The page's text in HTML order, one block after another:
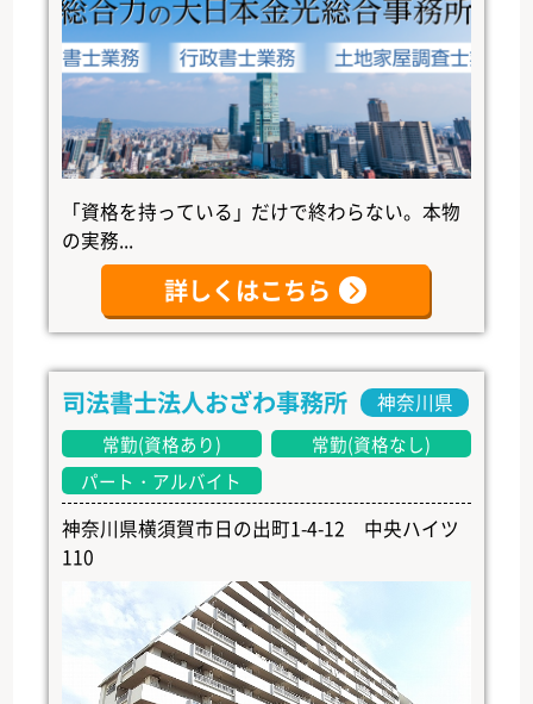
「資格を持っている」だけで終わらない。本物
の実務...
詳しくはこちら
司法書士法人おざわ事務所 神奈川県
常勤(資格あり)
常勤(資格なし)
パート・アルバイト
神奈川県横須賀市日の出町1-4-12 中央ハイツ
110